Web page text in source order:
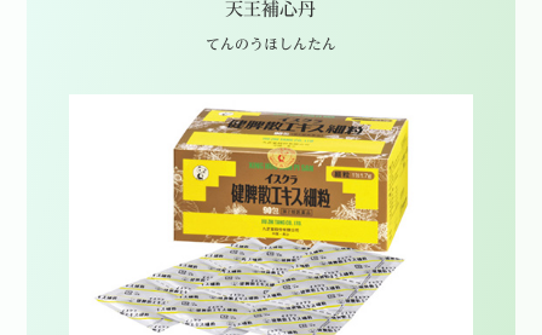
天王補心丹
てんのうほしんたん